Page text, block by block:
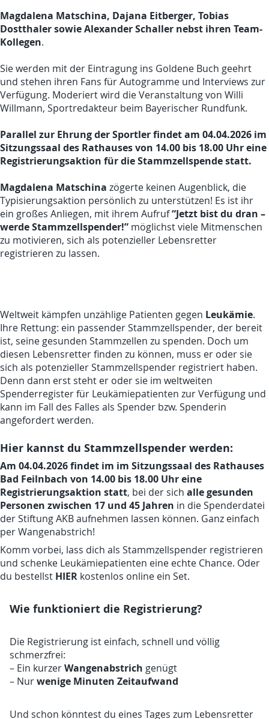
Magdalena Matschina, Dajana Eitberger, Tobias
Dostthaler sowie Alexander Schaller nebst ihren Team-
Kollegen.
Sie werden mit der Eintragung ins Goldene Buch geehrt
und stehen ihren Fans für Autogramme und Interviews zur
Verfügung. Moderiert wird die Veranstaltung von Willi
Willmann, Sportredakteur beim Bayerischer Rundfunk.
Parallel zur Ehrung der Sportler findet am 04.04.2026 im
Sitzungssaal des Rathauses von 14.00 bis 18.00 Uhr eine
Registrierungsaktion für die Stammzellspende statt.
Magdalena Matschina zögerte keinen Augenblick, die
Typisierungsaktion persönlich zu unterstützen! Es ist ihr
ein großes Anliegen, mit ihrem Aufruf“Jetzt bist du dran –
werde Stammzellspender!” möglichst viele Mitmenschen
zu motivieren, sich als potenzieller Lebensretter
registrieren zu lassen.
Weltweit kämpfen unzählige Patienten gegen Leukämie.
Ihre Rettung: ein passender Stammzellspender, der bereit
ist, seine gesunden Stammzellen zu spenden. Doch um
diesen Lebensretter finden zu können, muss er oder sie
sich als potenzieller Stammzellspender registriert haben.
Denn dann erst steht er oder sie im weltweiten
Spenderregister für Leukämiepatienten zur Verfügung und
kann im Fall des Falles als Spender bzw. Spenderin
angefordert werden.
Hier kannst du Stammzellspender werden:
Am 04.04.2026 findet im im Sitzungssaal des Rathauses
Bad Feilnbach von 14.00 bis 18.00 Uhreine
Registrierungsaktion statt, bei der sich alle gesunden
Personen zwischen 17 und 45 Jahren in die Spenderdatei
der Stiftung AKB aufnehmen lassen können. Ganz einfach
per Wangenabstrich!
Komm vorbei, lass dich als Stammzellspender registrieren
und schenke Leukämiepatienten eine echte Chance. Oder
du bestellst HIER kostenlos online ein Set.
Wie funktioniert die Registrierung?
Die Registrierung ist einfach, schnell und völlig
schmerzfrei:
– Ein kurzerWangenabstrich genügt
– Nurwenige Minuten Zeitaufwand
Und schon könntest du eines Tages zum Lebensretter